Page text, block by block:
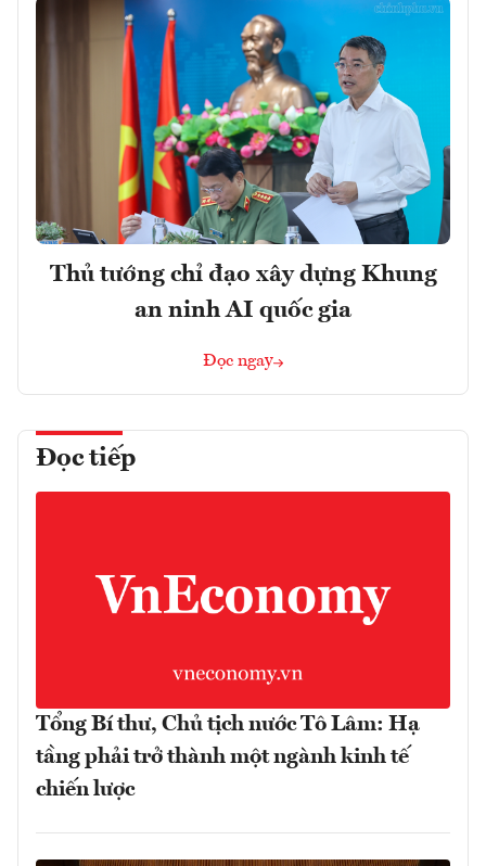
Thủ tướng chỉ đạo xây dựng Khung
an ninh AI quốc gia
Đọc ngay
Đọc tiếp
Tổng Bí thư, Chủ tịch nước Tô Lâm: Hạ
tầng phải trở thành một ngành kinh tế
chiến lược